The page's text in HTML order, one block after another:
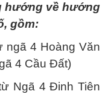
hướng về hướng
gồm:
ngã 4 Hoàng Văn
4 Cầu Đất)
Ngã 4 Đinh Tiên